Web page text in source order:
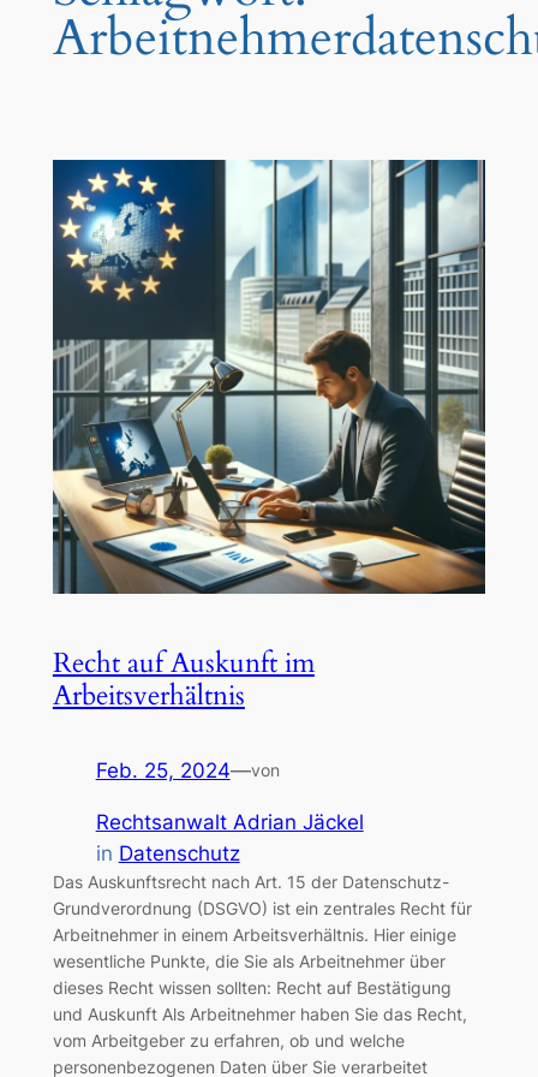
Recht auf Auskunft im
Arbeitsverhältnis
Feb. 25, 2024—von
Rechtsanwalt Adrian Jäckel
in Datenschutz
Das Auskunftsrecht nach Art. 15 der Datenschutz-
Grundverordnung (DSGVO) ist ein zentrales Recht für
Arbeitnehmer in einem Arbeitsverhältnis. Hier einige
wesentliche Punkte, die Sie als Arbeitnehmer über
dieses Recht wissen sollten: Recht auf Bestätigung
und Auskunft Als Arbeitnehmer haben Sie das Recht,
vom Arbeitgeber zu erfahren, ob und welche
personenbezogenen Daten über Sie verarbeitet